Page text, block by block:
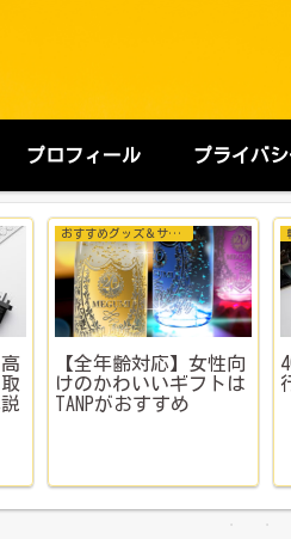
プロフィール プライバ
健康とお金のサバイバル
【体験談】ヘモグロビ
ン5.2で仕事してた私
の末路。重度貧血でも